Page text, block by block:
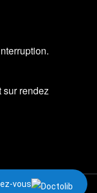
sur rendez
de l’Ordre
vous